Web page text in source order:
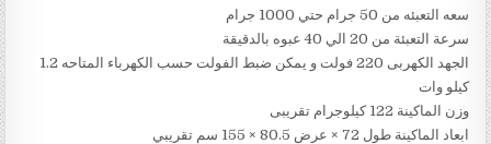
سعه التعبئه من 50 جرام حتي 1000 جرام
سرعة التعبئة من 20 الي 40 عبوه بالدقيقة
الجهد الكهربى 220 فولت و يمكن ضبط الفولت حسب الكهرباء المتاحه 1.2
كيلو وات
وزن الماكينة 122 كيلوجرام تقريبى
ابعاد الماكينة طول 72 × عرض 80.5 × 155 سم تقريبي